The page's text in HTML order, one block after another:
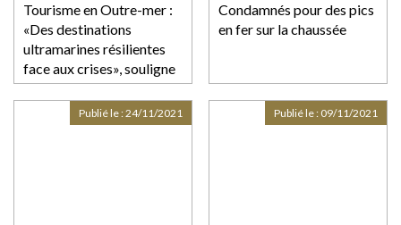
Tourisme en Outre-mer :
«Des destinations
ultramarines résilientes
face aux crises», souligne
une étude
ACCD'OM/Banque des
Territoires
Condamnés pour des pics
en fer sur la chaussée
Publié le :24/11/2021 Publié le : 09/11/2021